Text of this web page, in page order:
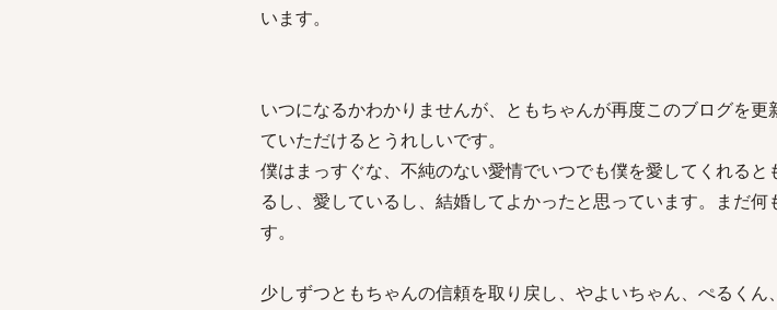
います。
いつになるかわかりませんが、ともちゃんが再度このブログを
ていただけるとうれしいです。
僕はまっすぐな、不純のない愛情でいつでも僕を愛してくれる
るし、愛しているし、結婚してよかったと思っています。まだ
す。
少しずつともちゃんの信頼を取り戻し、やよいちゃん、ぺるく